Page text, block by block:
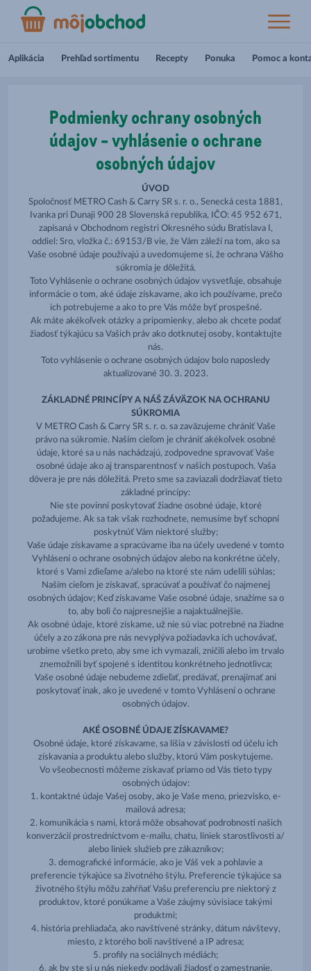
Aplikácia Prehľad sortimentu Recepty Ponuka Pomoc a
Podmienky ochrany osobných
údajov - vyhlásenie o ochrane
osobných údajov
ÚVOD
Spoločnosť METRO Cash & Carry SR s. r. o., Senecká cesta 1881,
Ivanka pri Dunaji 900 28 Slovenská republika, IČO: 45 952 671,
zapísaná v Obchodnom registri Okresného súdu Bratislava I,
oddiel: Sro, vložka č.: 69153/B vie, že Vám záleží na tom, ako sa
Vaše osobné údaje používajú a uvedomujeme si, že ochrana Vášho
súkromia je dôležitá.
Toto Vyhlásenie o ochrane osobných údajov vysvetľuje, obsahuje
informácie o tom, aké údaje získavame, ako ich používame, prečo
ich potrebujeme a ako to pre Vás môže byť prospešné.
Ak máte akékoľvek otázky a pripomienky, alebo ak chcete podať
žiadosť týkajúcu sa Vašich práv ako dotknutej osoby, kontaktujte
nás.
Toto vyhlásenie o ochrane osobných údajov bolo naposledy
aktualizované 30. 3. 2023.
ZÁKLADNÉ PRINCÍPY A NÁŠ ZÁVÄZOK NA OCHRANU
SÚKROMIA
V METRO Cash & Carry SR s. r. o. sa zaväzujeme chrániť Vaše
právo na súkromie. Naším cieľom je chrániť akékoľvek osobné
údaje, ktoré sa u nás nachádzajú, zodpovedne spravovať Vaše
osobné údaje ako aj transparentnosť v našich postupoch. Vaša
dôvera je pre nás dôležitá. Preto sme sa zaviazali dodržiavať tieto
základné princípy:
Nie ste povinní poskytovať žiadne osobné údaje, ktoré
požadujeme. Ak sa tak však rozhodnete, nemusíme byť schopní
poskytnúť Vám niektoré služby;
Vaše údaje získavame a spracúvame iba na účely uvedené v tomto
Vyhlásení o ochrane osobných údajov alebo na konkrétne účely,
ktoré s Vami zdieľame a/alebo na ktoré ste nám udelili súhlas;
Naším cieľom je získavať, spracúvať a používať čo najmenej
osobných údajov; Keď získavame Vaše osobné údaje, snažíme sa o
to, aby boli čo najpresnejšie a najaktuálnejšie.
Ak osobné údaje, ktoré získame, už nie sú viac potrebné na žiadne
účely a zo zákona pre nás nevyplýva požiadavka ich uchovávať,
urobíme všetko preto, aby sme ich vymazali, zničili alebo im trvalo
znemožnili byť spojené s identitou konkrétneho jednotlivca;
Vaše osobné údaje nebudeme zdieľať, predávať, prenajímať ani
poskytovať inak, ako je uvedené v tomto Vyhlásení o ochrane
osobných údajov.
AKÉ OSOBNÉ ÚDAJE ZÍSKAVAME?
Osobné údaje, ktoré získavame, sa líšia v závislosti od účelu ich
získavania a produktu alebo služby, ktorú Vám poskytujeme.
Vo všeobecnosti môžeme získavať priamo od Vás tieto typy
osobných údajov:
1. kontaktné údaje Vašej osoby, ako je Vaše meno, priezvisko, e-
mailová adresa;
2. komunikácia s nami, ktorá môže obsahovať podrobnosti našich
konverzácií prostredníctvom e-mailu, chatu, liniek starostlivosti a/
alebo liniek služieb pre zákazníkov;
3. demografické informácie, ako je Váš vek a pohlavie a
preferencie týkajúce sa životného štýlu. Preferencie týkajúce sa
životného štýlu môžu zahŕňať Vašu preferenciu pre niektorý z
produktov, ktoré ponúkame a Vaše záujmy súvisiace takými
produktmi;
4. história prehliadača, ako navštívené stránky, dátum návštevy,
miesto, z ktorého boli navštívené a IP adresa;
5. profily na sociálnych médiách;
6. ak by ste si u nás niekedy podávali žiadosť o zamestnanie,